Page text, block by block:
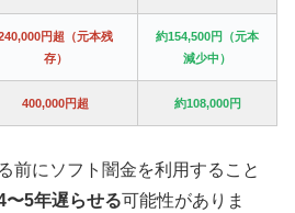
円超（元本残
存）
約154,500円（元本
減少中）
400,000円超 約108,000円
前にソフト闇金を利用すること
〜5年遅らせる可能性がありま